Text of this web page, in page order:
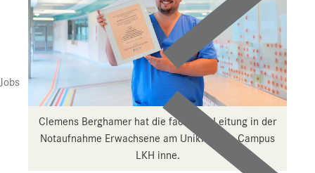
Jobs
Clemens Berghamer hat die fachliche Leitung in der
Notaufnahme Erwachsene am Uniklinikum Campus
LKH inne.